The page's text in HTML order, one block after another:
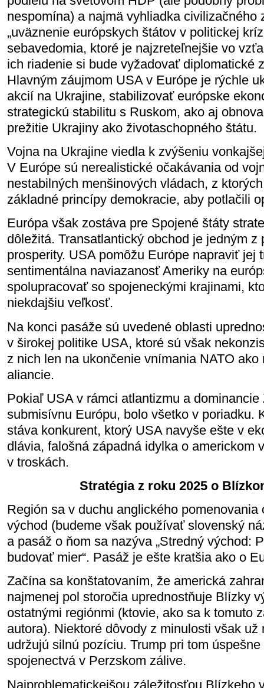
nespomína) a najmä vyhliadka civilizačného
„uväznenie európskych štátov v politickej
sebavedomia, ktoré je najzreteľnejšie vo
ich riadenie si bude vyžadovať diplomatické
Hlavným záujmom USA v Európe je rýchle
akcií na Ukrajine, stabilizovať európske
strategickú stabilitu s Ruskom, ako aj
prežitie Ukrajiny ako životaschopného štátu.
Vojna na Ukrajine viedla k zvýšeniu
V Európe sú nerealistické očakávania od
nestabilných menšinových vládach, z
základné princípy demokracie, aby potlačili
Európa však zostáva pre Spojené štáty
dôležitá. Transatlantický obchod je jedným z
prosperity. USA pomôžu Európe napraviť jej
sentimentálna naviazanosť Ameriky na
spolupracovať so spojeneckými krajinami,
niekdajšiu veľkosť.
Na konci pasáže sú uvedené oblasti
v širokej politike USA, ktoré sú však
z nich len na ukončenie vnímania NATO
aliancie.
Pokiaľ USA v rámci atlantizmu a dominancie
submisívnu Európu, bolo všetko v poriadku.
stáva konkurent, ktorý USA navyše ešte v
dlávia, falošná západná idylka o americkom
v troskách.
Stratégia z roku 2025 o
Región sa v duchu anglického pomenovania
východ (budeme však používať slovenský
a pasáž o ňom sa nazýva „Stredný východ:
budovať mier“. Pasáž je ešte kratšia ako o
Začína sa konštatovaním, že americká
najmenej pol storočia uprednostňuje Blízky
ostatnými regiónmi (ktovie, ako sa k tomuto
autora). Niektoré dôvody z minulosti však už
udržujú silnú pozíciu. Trump pri tom
spojenectvá v Perzskom zálive.
Najproblematickejšou záležitosťou Blízkeho